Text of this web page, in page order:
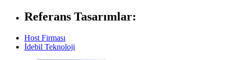
Referans Tasarımlar:
Host Firması
İdebil Teknoloji